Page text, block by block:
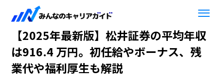
HOME 【2025年最新版】松井証券
【2025年最新版】松井証券の平均年収
は916.4 万円。初任給やボーナス、残
業代や福利厚生も解説